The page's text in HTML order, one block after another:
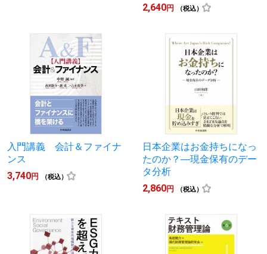
2,640円 （税込）
入門講義 会計＆ファイナ
ンス
3,740円 （税込）
日本企業はお金持ちになっ
たのか？―現金保有のデー
タ分析
2,860円 （税込）